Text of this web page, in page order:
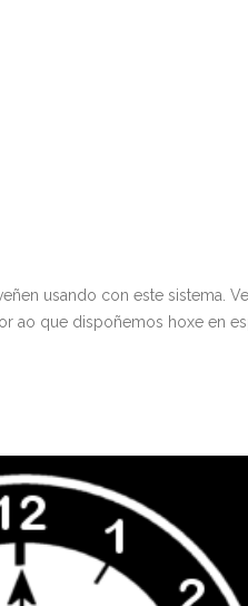
usando con este sistema.
ao que dispoñemos hoxe en